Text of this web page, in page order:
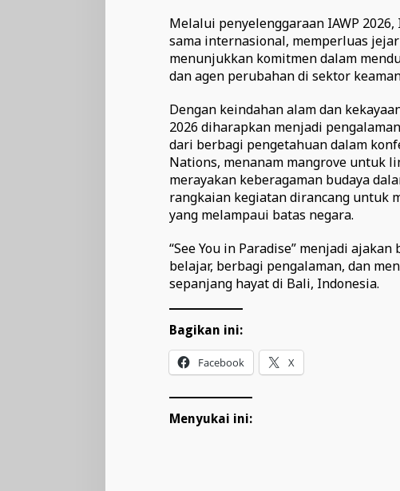
Melalui penyelenggaraan IAWP
sama internasional, memperluas
menunjukkan komitmen dalam
dan agen perubahan di sektor
Dengan keindahan alam dan
2026 diharapkan menjadi
dari berbagi pengetahuan dalam
Nations, menanam mangrove untuk
merayakan keberagaman budaya
rangkaian kegiatan dirancang untuk
yang melampaui batas negara.
“See You in Paradise” menjadi
belajar, berbagi pengalaman, dan
sepanjang hayat di Bali, Indonesia.
Bagikan ini:
Facebook X
Menyukai ini: